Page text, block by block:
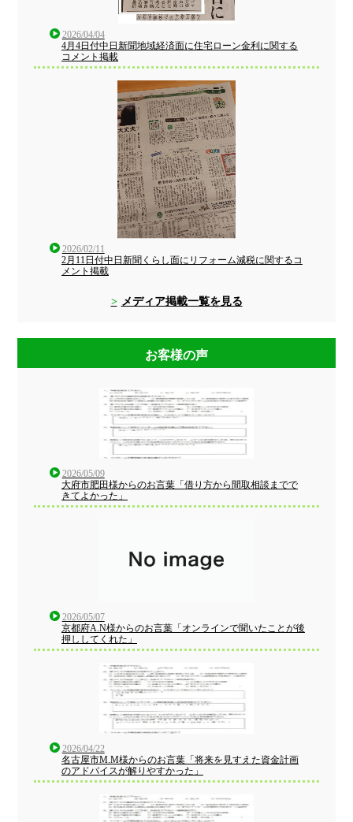
2026/04/04
4月4日付中日新聞地域経済面に住宅ローン金利に関する
コメント掲載
2026/02/11
2月11日付中日新聞くらし面にリフォーム減税に関するコ
メント掲載
メディア掲載一覧を見る
お客様の声
2026/05/09
大府市肥田様からのお言葉「借り方から間取相談までで
きてよかった」
2026/05/07
京都府A.N様からのお言葉「オンラインで聞いたことが後
押ししてくれた」
2026/04/22
名古屋市M.M様からのお言葉「将来を見すえた資金計画
のアドバイスが解りやすかった」